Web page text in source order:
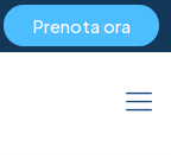
Prenota ora